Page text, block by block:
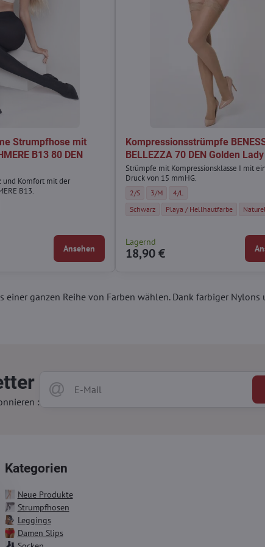
Strumpfhose mit
B13 80 DEN
und Komfort mit der
B13.
mit Kaschmir CASHMERE B13 80 DEN Marilyn - Größe:
Strumpfhose mit Kaschmir CASHMERE B13 80 DEN Marilyn - Größe:
warme Strumpfhose mit Kaschmir CASHMERE B13 80 DEN Marilyn - Größe:
mit Kaschmir CASHMERE B13 80 DEN Marilyn - Farbe:
Ansehen
Kompressionsstrümpfe
BELLEZZA 70 DEN Golden Lady
Strümpfe mit Kompressionsklasse I mit
Druck von 15 mmHG.
Kompressionsstrümpfe BENESSERE &
2/S Kompressionsstrümpfe BENESSERE
3/M Kompressionsstrümpfe
4/L
Kompressionsstrümpfe BENESSERE &
Schwarz Kompressionsstrümpfe
Playa / Hellhautfarbe
Lagernd
18,90 €
ganzen Reihe von Farben wählen. Dank farbiger
:
Kategorien
Neue Produkte
Strumpfhosen
Leggings
Damen Slips